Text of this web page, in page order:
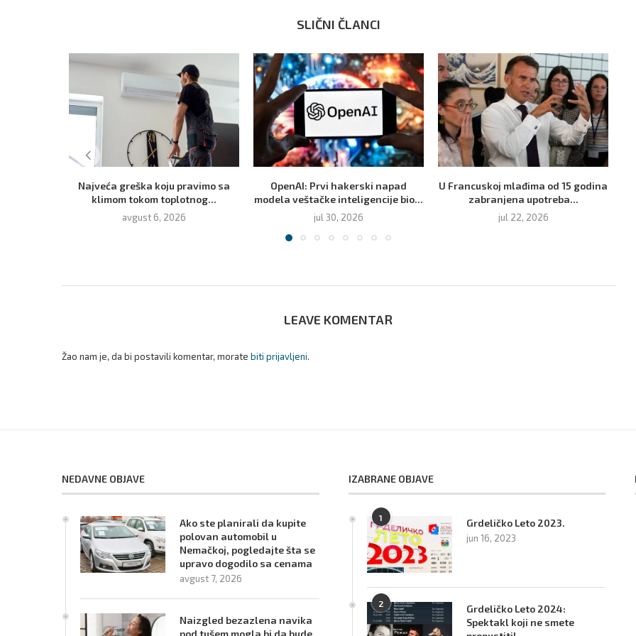
SLIČNI ČLANCI
Najveća greška koju pravimo sa
klimom tokom toplotnog...
avgust 6, 2026
OpenAI: Prvi hakerski napad
modela veštačke inteligencije bio...
jul 30, 2026
U Francuskoj mlađima od 15 godina
zabranjena upotreba...
jul 22, 2026
LEAVE KOMENTAR
Žao nam je, da bi postavili komentar, morate biti prijavljeni.
NEDAVNE OBJAVE
Ako ste planirali da kupite
polovan automobil u
Nemačkoj, pogledajte šta se
upravo dogodilo sa cenama
avgust 7, 2026
Naizgled bezazlena navika
pod tušem mogla bi da bude
IZABRANE OBJAVE
1 Grdeličko Leto 2023.
jun 16, 2023
2
Grdeličko Leto 2024:
Spektakl koji ne smete